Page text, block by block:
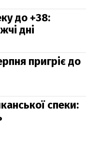
до +38:
дні
пригріє до
спеки: